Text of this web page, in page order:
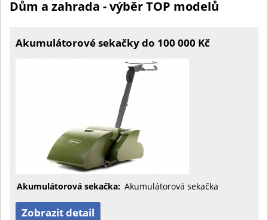
Dům a zahrada - výběr TOP modelů
Akumulátorové sekačky do 100 000 Kč
Akumulátorová sekačka: Akumulátorová sekačka
Zobrazit detail